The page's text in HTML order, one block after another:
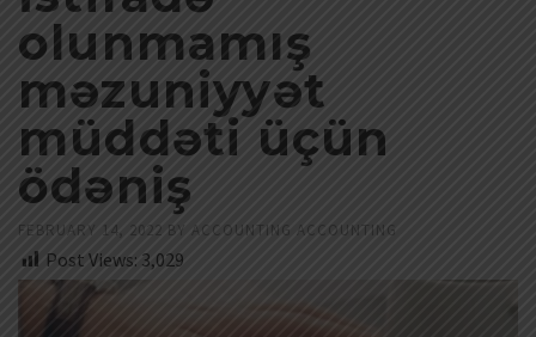
olunmamış
məzuniyyət
müddəti üçün
ödəniş
FEBRUARY 14, 2022 BY ACCOUNTING ACCOUNTING
Post Views: 3,029